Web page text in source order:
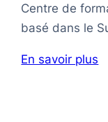
Centre de
basé dans le
En savoir plus